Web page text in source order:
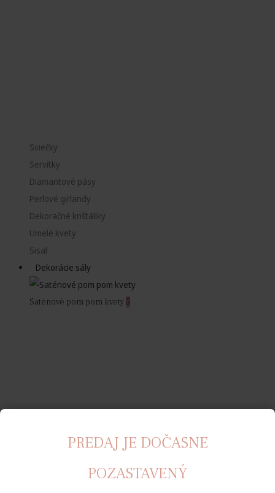
Sviečky
Servítky
Diamantové pásy
Perlové girlandy
Dekoračné krištáliky
Umelé kvety
Sisal
Dekorácie sály
Saténové pom pom kvety5
PREDAJ JE DOČASNE
POZASTAVENÝ